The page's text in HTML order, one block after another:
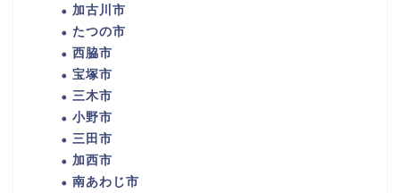
加古川市
たつの市
西脇市
宝塚市
三木市
小野市
三田市
加西市
南あわじ市